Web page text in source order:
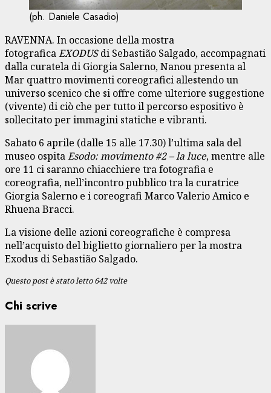
(ph. Daniele Casadio)
RAVENNA. In occasione della mostra
fotograficaEXODUSdi Sebastião Salgado, accompagnati
dalla curatela di Giorgia Salerno, Nanou presenta al
Mar quattro movimenti coreografici allestendo un
universo scenico che si offre come ulteriore suggestione
(vivente) di ciò che per tutto il percorso espositivo è
sollecitato per immagini statiche e vibranti.
Sabato 6 aprile (dalle 15 alle 17.30) l’ultima sala del
museo ospitaEsodo: movimento #2 – la luce, mentre alle
ore 11 ci saranno chiacchiere tra fotografia e
coreografia, nell’incontro pubblico tra la curatrice
Giorgia Salerno e i coreografi Marco Valerio Amico e
Rhuena Bracci.
La visione delle azioni coreografiche è compresa
nell’acquisto del biglietto giornaliero per la mostra
Exodus di Sebastião Salgado.
Questo post è stato letto 642 volte
Chi scrive